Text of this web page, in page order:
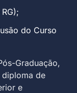
do Curso
Graduação,
de
e